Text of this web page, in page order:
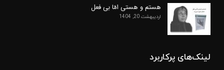
هستم و هستی امّا بی فعل
اردیبهشت 20, 1404
لینک‌های پرکاربرد